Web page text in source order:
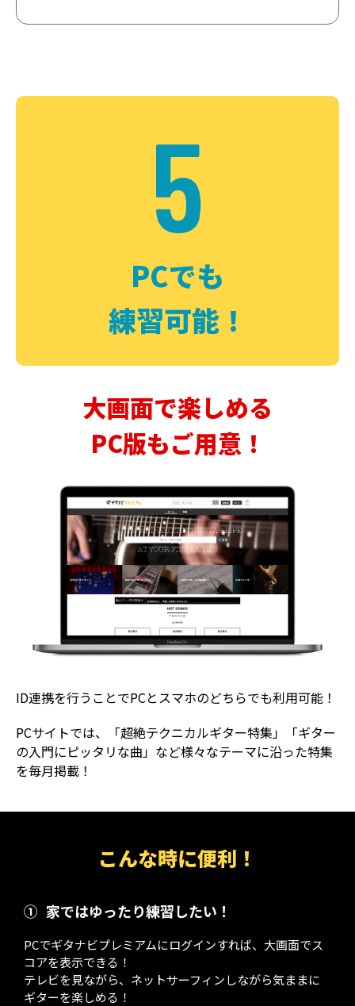
5
PCでも
練習可能！
大画面で楽しめる
PC版もご用意！
ID連携を行うことでPCとスマホのどちらでも利用可能！
PCサイトでは、「超絶テクニカルギター特集」「ギター
の入門にピッタリな曲」など様々なテーマに沿った特集
を毎月掲載！
こんな時に便利！
① 家ではゆったり練習したい！
PCでギタナビプレミアムにログインすれば、大画面でス
コアを表示できる！
テレビを見ながら、ネットサーフィンしながら気ままに
ギターを楽しめる！